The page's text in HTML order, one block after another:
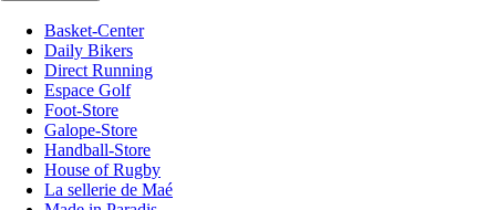
Basket-Center
Daily Bikers
Direct Running
Espace Golf
Foot-Store
Galope-Store
Handball-Store
House of Rugby
La sellerie de Maé